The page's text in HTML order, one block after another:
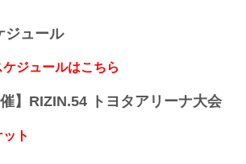
SPASHAN presents RIZIN TRIGGER 3rd
2022年4月16日（土）12:30開場（予定）/
14:00開始（予定）
※開場・開始時間は予定です。決定次第
RIZIN FFオフィシャルサイトにてご案内
ジュール
ジュールはこちら
催】RIZIN.54 トヨタアリーナ大会
ト